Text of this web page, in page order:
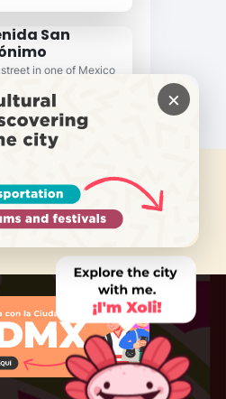
San
in one of Mexico
. . .
×